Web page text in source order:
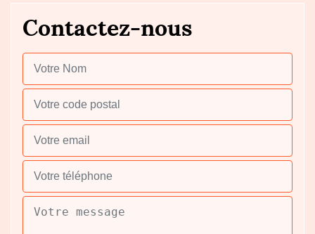
Contactez-nous